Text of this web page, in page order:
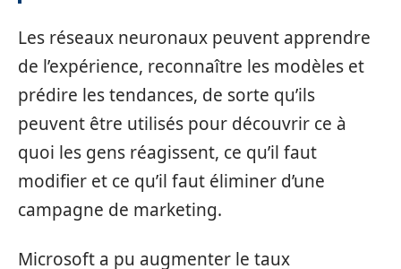
Les réseaux neuronaux peuvent apprendre
de l’expérience, reconnaître les modèles et
prédire les tendances, de sorte qu’ils
peuvent être utilisés pour découvrir ce à
quoi les gens réagissent, ce qu’il faut
modifier et ce qu’il faut éliminer d’une
campagne de marketing.
Microsoft a pu augmenter le taux